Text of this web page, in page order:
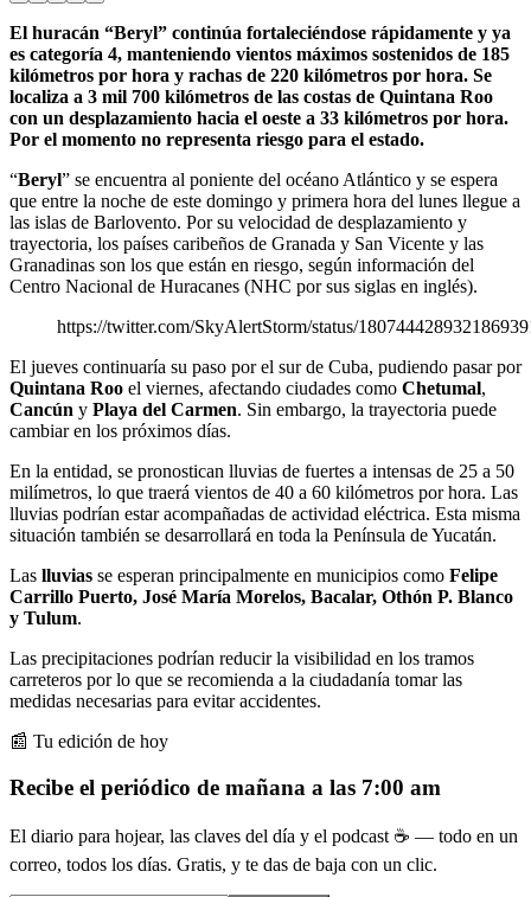
El huracán “Beryl” continúa fortaleciéndose rápidamente y ya
es categoría 4, manteniendo vientos máximos sostenidos de 185
kilómetros por hora y rachas de 220 kilómetros por hora. Se
localiza a 3 mil 700 kilómetros de las costas de Quintana Roo
con un desplazamiento hacia el oeste a 33 kilómetros por hora.
Por el momento no representa riesgo para el estado.
“Beryl” se encuentra al poniente del océano Atlántico y se espera
que entre la noche de este domingo y primera hora del lunes llegue a
las islas de Barlovento. Por su velocidad de desplazamiento y
trayectoria, los países caribeños de Granada y San Vicente y las
Granadinas son los que están en riesgo, según información del
Centro Nacional de Huracanes (NHC por sus siglas en inglés).
https://twitter.com/SkyAlertStorm/status/
El jueves continuaría su paso por el sur de Cuba, pudiendo pasar por
Quintana Roo el viernes, afectando ciudades como Chetumal,
Cancún y Playa del Carmen. Sin embargo, la trayectoria puede
cambiar en los próximos días.
En la entidad, se pronostican lluvias de fuertes a intensas de 25 a 50
milímetros, lo que traerá vientos de 40 a 60 kilómetros por hora. Las
lluvias podrían estar acompañadas de actividad eléctrica. Esta misma
situación también se desarrollará en toda la Península de Yucatán.
Las lluvias se esperan principalmente en municipios como Felipe
Carrillo Puerto, José María Morelos, Bacalar, Othón P. Blanco
y Tulum.
Las precipitaciones podrían reducir la visibilidad en los tramos
carreteros por lo que se recomienda a la ciudadanía tomar las
medidas necesarias para evitar accidentes.
📰 Tu edición de hoy
Recibe el periódico de mañana a las 7:00 am
El diario para hojear, las claves del día y el podcast ☕ — todo en un
correo, todos los días. Gratis, y te das de baja con un clic.